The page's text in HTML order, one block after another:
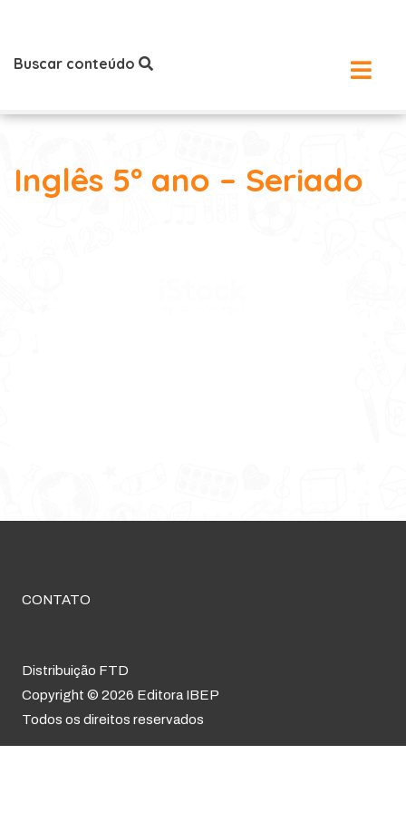
Buscar conteúdo
Inglês 5º ano – Seriado
CONTATO
Distribuição FTD
Copyright © 2026 Editora IBEP
Todos os direitos reservados